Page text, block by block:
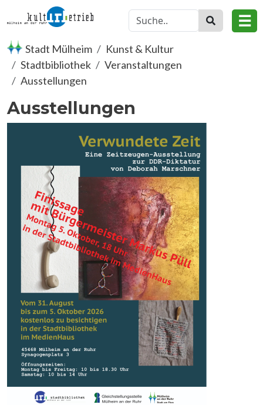
Direkt zum Inhalt
☰
Stadt Mülheim
Kunst & Kultur
Stadtbibliothek
Veranstaltungen
Ausstellungen
Ausstellungen